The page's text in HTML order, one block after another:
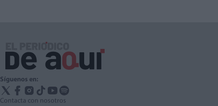
Síguenos en:
Contacta con nosotros